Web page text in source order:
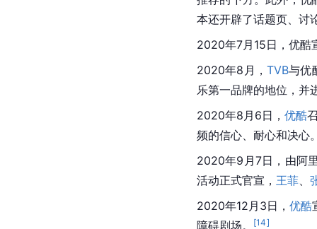
本还开辟了话题页、讨
2020年7月15日，优酷
2020年8月， TVB与优
乐第一品牌的地位，并
2020年8月6日， 优酷
频的信心、耐心和决心
2020年9月7日，由阿
活动正式官宣， 王菲、
2020年12月3日，优酷
障碍剧场。
[14]